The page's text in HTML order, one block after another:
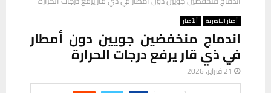
أخبار الناصرية ألأخبار
اندماج منخفضين جويين دون أمطار
في ذي قار يرفع درجات الحرارة
21 فبراير، 2026